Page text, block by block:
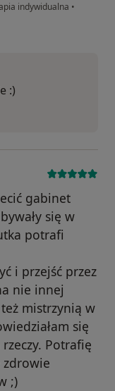
indywidualna •
:)
gabinet
się w
potrafi
i przejść przez
nie innej
mistrzynią w
się
Potrafię
;)